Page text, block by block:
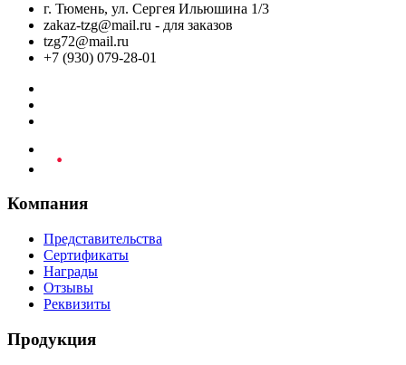
г. Тюмень, ул. Сергея Ильюшина 1/3
zakaz-tzg@mail.ru - для заказов
tzg72@mail.ru
+7 (930) 079-28-01
Компания
Представительства
Сертификаты
Награды
Отзывы
Реквизиты
Продукция